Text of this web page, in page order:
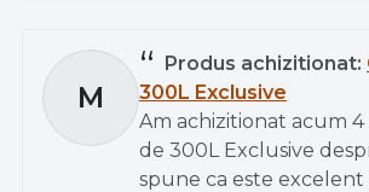
M
Produs achizitionat:
300L Exclusive
Am achizitionat acum 4
de 300L Exclusive
spune ca este